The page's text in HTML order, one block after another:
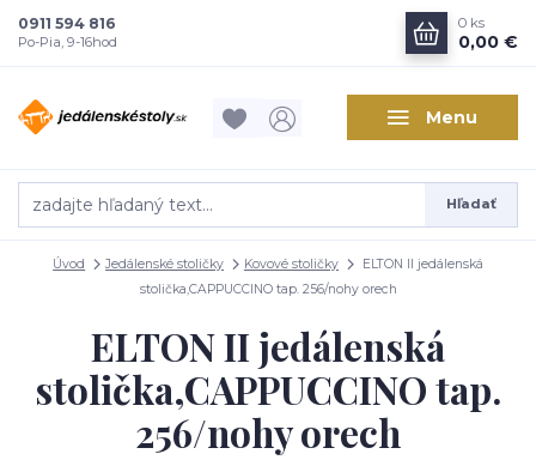
Menu
Hľadať
0911 594 816
Po-Pia, 9-16hod
0 ks
0,00 €
Úvod Jedálenské stoličky Kovové stoličky
ELTON II jedálenská
stolička,CAPPUCCINO tap. 256/nohy orech
ELTON II jedálenská
stolička,CAPPUCCINO tap.
256/nohy orech